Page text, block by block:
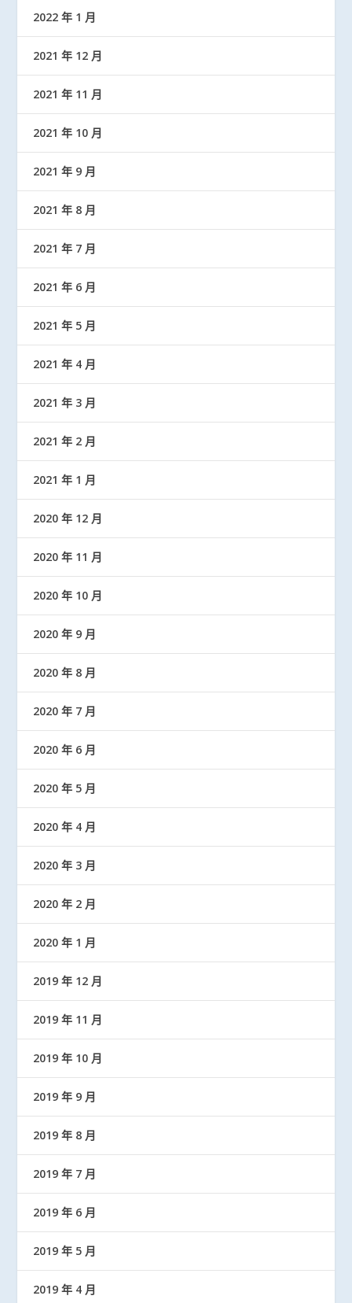
2022 年 1 月
2021 年 12 月
2021 年 11 月
2021 年 10 月
2021 年 9 月
2021 年 8 月
2021 年 7 月
2021 年 6 月
2021 年 5 月
2021 年 4 月
2021 年 3 月
2021 年 2 月
2021 年 1 月
2020 年 12 月
2020 年 11 月
2020 年 10 月
2020 年 9 月
2020 年 8 月
2020 年 7 月
2020 年 6 月
2020 年 5 月
2020 年 4 月
2020 年 3 月
2020 年 2 月
2020 年 1 月
2019 年 12 月
2019 年 11 月
2019 年 10 月
2019 年 9 月
2019 年 8 月
2019 年 7 月
2019 年 6 月
2019 年 5 月
2019 年 4 月